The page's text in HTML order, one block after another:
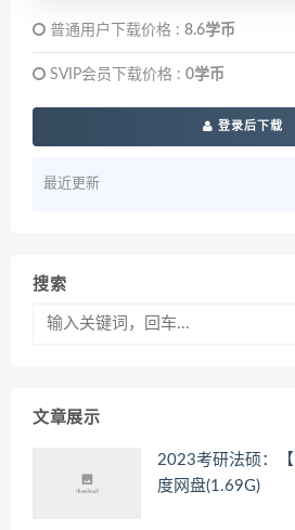
普通用户下载价格 : 8.6学币
SVIP会员下载价格 : 0学币
登录后下载
最近更新
搜索
文章展示
2023考研法硕：
度网盘(1.69G)